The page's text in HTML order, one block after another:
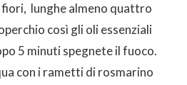
fiori, lunghe almeno quattro
così gli oli essenziali
5 minuti spegnete il fuoco.
con i rametti di rosmarino